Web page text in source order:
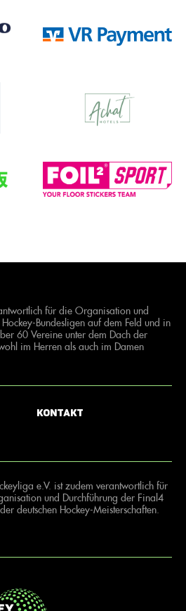
für die Organisation und
Bundesligen auf dem Feld und in
60 Vereine unter dem Dach der
im Herren als auch im Damen
Kontakt
e.V. ist zudem verantwortlich für
und Durchführung der Final4
deutschen Hockey-Meisterschaften.